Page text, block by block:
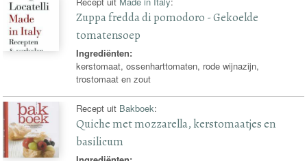
Zuppa fredda di pomodoro - Gekoelde
tomatensoep
Ingrediënten:
kerstomaat, ossenharttomaten, rode wijnazijn,
trostomaat en zout
Recept uit Bakboek:
Quiche met mozzarella, kerstomaatjes en
basilicum